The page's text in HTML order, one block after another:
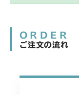
ORDER
ご注文の流れ